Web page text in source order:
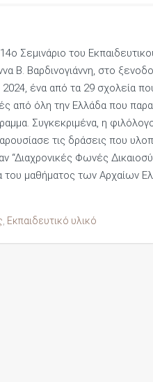
Σεμινάριο του
Β. Βαρδινογιάννη, στο
2024, ένα από τα 29 σχολεία
από όλη την Ελλάδα που
Συγκεκριμένα, η
τις δράσεις που
“Διαχρονικές Φωνές
μαθήματος των Αρχαίων
Εκπαιδευτικό υλικό